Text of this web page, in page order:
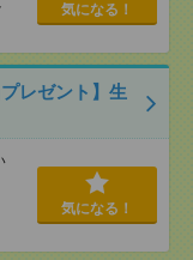
気になる！
レゼント】生
気になる！